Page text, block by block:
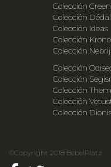
Colección
Colección
Colección Ideas
Colección
Colección
Colección
Colección
Colección
Colección
Colección
©Copyright 2018 BebelPlatz